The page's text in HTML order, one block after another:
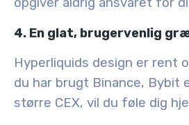
4. En glat, brugervenlig
Hyperliquids design er rent
du har brugt Binance, Bybit
større CEX, vil du føle dig